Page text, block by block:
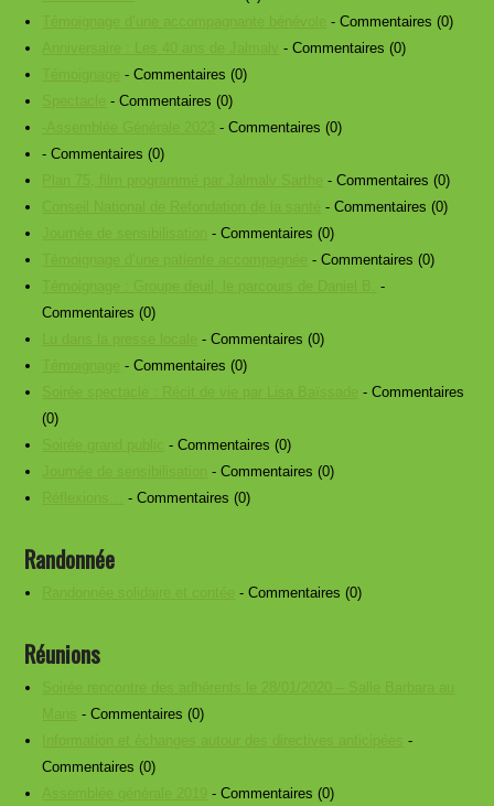
- Commentaires (0)
- Commentaires (0)
- Commentaires (0)
- Commentaires (0)
- Commentaires (0)
- Commentaires (0)
- Commentaires (0)
- Commentaires (0)
- Commentaires (0)
- Commentaires (0)
-
Commentaires (0)
- Commentaires (0)
- Commentaires (0)
- Commentaires
(0)
- Commentaires (0)
- Commentaires (0)
- Commentaires (0)
Randonnée
- Commentaires (0)
Réunions
- Commentaires (0)
-
Commentaires (0)
- Commentaires (0)